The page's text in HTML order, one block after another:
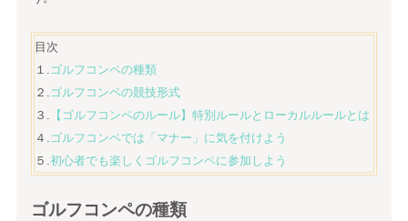
目次
１.ゴルフコンペの種類
２.ゴルフコンペの競技形式
３. 【ゴルフコンペのルール】特別ルールとローカルルールとは
４.ゴルフコンペでは「マナー」に気を付けよう
５.初心者でも楽しくゴルフコンペに参加しよう
ゴルフコンペの種類